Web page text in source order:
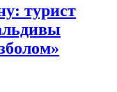
турист